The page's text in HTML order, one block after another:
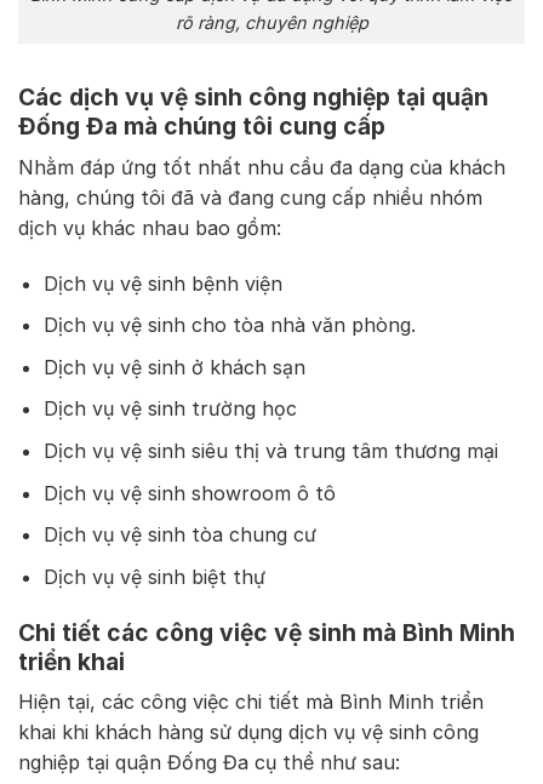
rõ ràng, chuyên nghiệp
Các dịch vụ vệ sinh công nghiệp tại quận
Đống Đa mà chúng tôi cung cấp
Nhằm đáp ứng tốt nhất nhu cầu đa dạng của khách
hàng, chúng tôi đã và đang cung cấp nhiều nhóm
dịch vụ khác nhau bao gồm:
Dịch vụ vệ sinh bệnh viện
Dịch vụ vệ sinh cho tòa nhà văn phòng.
Dịch vụ vệ sinh ở khách sạn
Dịch vụ vệ sinh trường học
Dịch vụ vệ sinh siêu thị và trung tâm thương mại
Dịch vụ vệ sinh showroom ô tô
Dịch vụ vệ sinh tòa chung cư
Dịch vụ vệ sinh biệt thự
Chi tiết các công việc vệ sinh mà Bình Minh
triển khai
Hiện tại, các công việc chi tiết mà Bình Minh triển
khai khi khách hàng sử dụng dịch vụ vệ sinh công
nghiệp tại quận Đống Đa cụ thể như sau: